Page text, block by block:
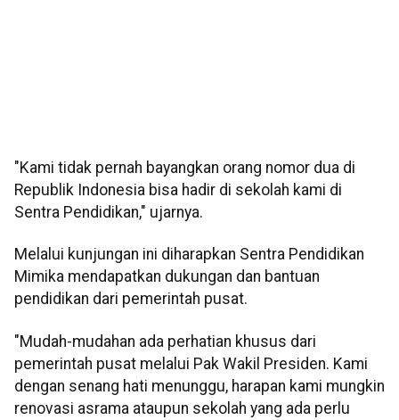
"Kami tidak pernah bayangkan orang nomor dua di
Republik Indonesia bisa hadir di sekolah kami di
Sentra Pendidikan," ujarnya.
Melalui kunjungan ini diharapkan Sentra Pendidikan
Mimika mendapatkan dukungan dan bantuan
pendidikan dari pemerintah pusat.
"Mudah-mudahan ada perhatian khusus dari
pemerintah pusat melalui Pak Wakil Presiden. Kami
dengan senang hati menunggu, harapan kami mungkin
renovasi asrama ataupun sekolah yang ada perlu